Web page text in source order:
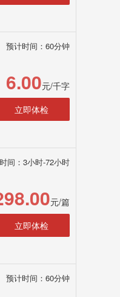
预计时间：60分钟
6.00元/千字
立即体检
间：3小时-72小时
元/篇
立即体检
预计时间：60分钟